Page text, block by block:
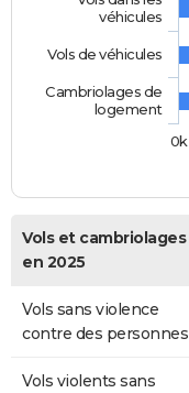
véhicules
Vols de véhicules
Cambriolages de
logement
0k
Vols et cambriolages
en 2025
Vols sans violence
contre des personnes
Vols violents sans